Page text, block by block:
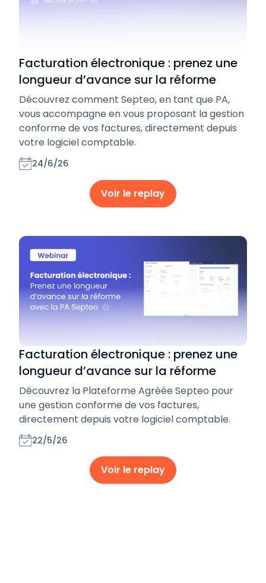
Facturation électronique : prenez une
longueur d’avance sur la réforme
Découvrez comment Septeo, en tant que PA,
vous accompagne en vous proposant la gestion
conforme de vos factures, directement depuis
votre logiciel comptable.
24/6/26
Voir le replay
Facturation électronique : prenez une
longueur d’avance sur la réforme
Découvrez la Plateforme Agréée Septeo pour
une gestion conforme de vos factures,
directement depuis votre logiciel comptable.
22/5/26
Voir le replay